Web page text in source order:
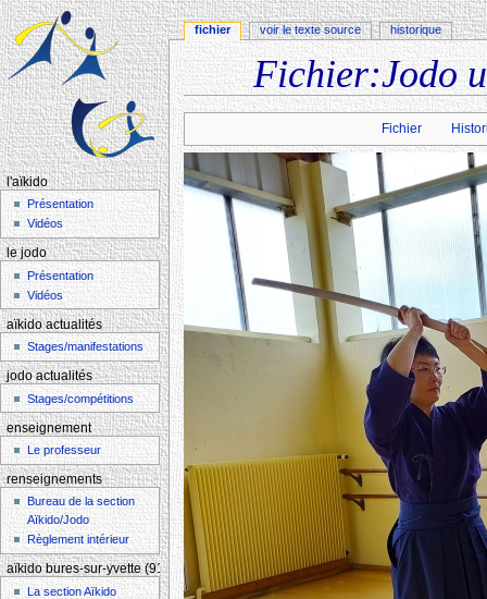
Fichier:Jodo
Aller à :navigation , rechercher
Fichier
fichier voir le texte source historique
l'aïkido
Présentation
Vidéos
le jodo
Présentation
Vidéos
aïkido actualités
Stages/manifestations
jodo actualités
Stages/compétitions
enseignement
Le professeur
renseignements
Bureau de la section
Aïkido/Jodo
Règlement intérieur
aïkido bures-sur-yvette (91)
La section Aïkido